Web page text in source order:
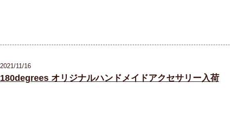
2021/11/16
180degrees オリジナルハンドメイドアクセサリー入荷